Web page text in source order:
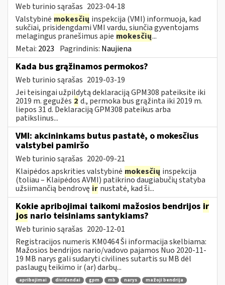
Web turinio sąrašas 2023-04-18
Valstybinė mokesčių inspekcija (VMI) informuoja, kad
sukčiai, prisidengdami VMI vardu, siunčia gyventojams
melagingus pranešimus apie mokesčių...
Metai: 2023 Pagrindinis: Naujiena
Kada bus grąžinamos permokos?
Web turinio sąrašas 2019-03-19
Jei teisingai užpildytą deklaraciją GPM308 pateiksite iki
2019 m. gegužės 2 d., permoka bus grąžinta iki 2019 m.
liepos 31 d. Deklaraciją GPM308 pateikus arba
patikslinus...
VMI: akcininkams butus pastatė, o mokesčius
valstybei pamiršo
Web turinio sąrašas 2020-09-21
Klaipėdos apskrities valstybinė mokesčių inspekcija
(toliau – Klaipėdos AVMI) patikrino daugiabučių statyba
užsiimančią bendrovę ir nustatė, kad ši...
Kokie apribojimai taikomi mažosios bendrijos ir
jos nario teisiniams santykiams?
Web turinio sąrašas 2020-12-01
Registracijos numeris KM0464 Ši informacija skelbiama:
Mažosios bendrijos nario/vadovo pajamos Nuo 2020-11-
19 MB narys gali sudaryti civilines sutartis su MB dėl
paslaugų teikimo ir (ar) darbų...
apribojimai dividendai gpm mb narys
mažoji bendrija